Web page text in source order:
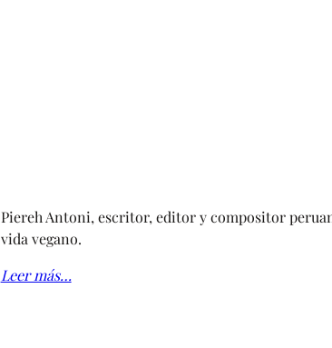
Piereh Antoni, escritor, editor y compositor
vida vegano.
Leer más…